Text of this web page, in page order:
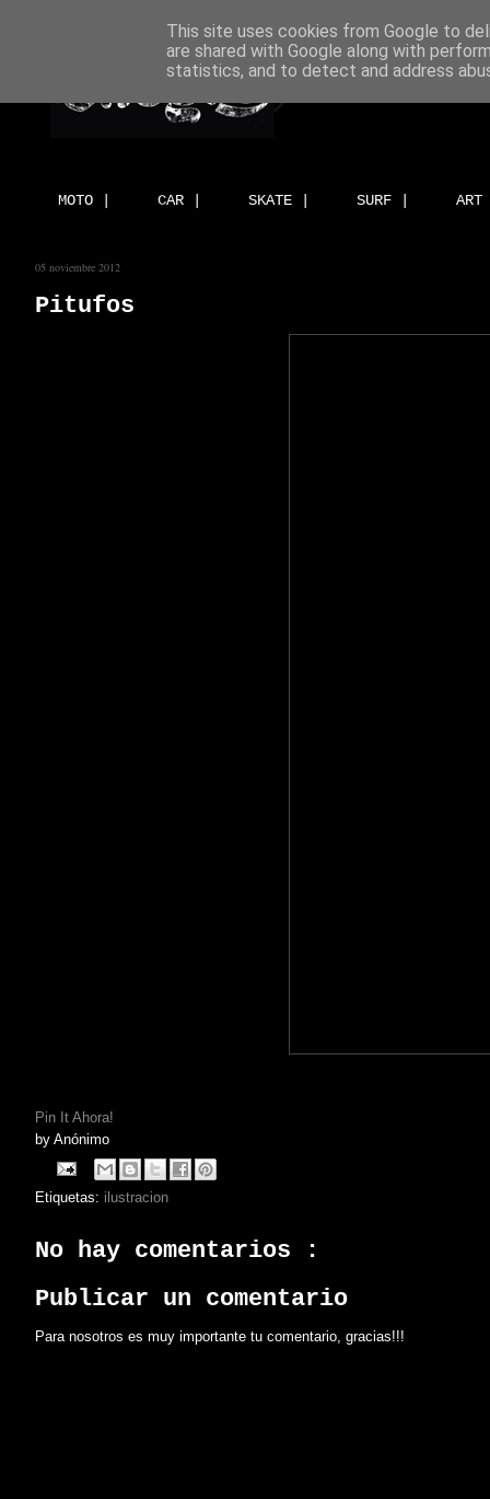
MOTO | CAR | SKATE | SURF |
05 noviembre 2012
Pitufos
Pin It Ahora!
by Anónimo
Etiquetas: ilustracion
No hay comentarios :
Publicar un comentario
Para nosotros es muy importante tu comentario, gracias!!!
This site uses cookies from Google to
are shared with Google along with
statistics, and to detect and address